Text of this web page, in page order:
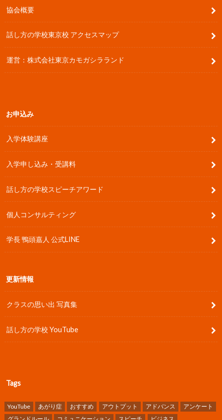
協会概要
話し方の学校東京校 アクセスマップ
運営：株式会社東京カモガシラランド
お申込み
入学体験講座
入学申し込み・受講料
話し方の学校スピーチアワード
個人コンサルティング
学長 鴨頭嘉人 公式LINE
更新情報
クラスの思い出 写真集
話し方の学校 YouTube
Tags
YouTube あがり症 おすすめ アウトプット アドバンス
アンケート